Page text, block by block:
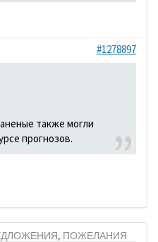
#1278897
также могли
прогнозов.
ПОЖЕЛАНИЯ